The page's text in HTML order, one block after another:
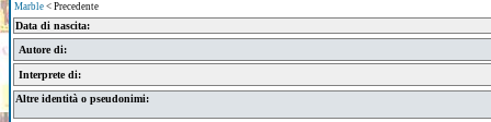
Marble < Precedente
Data di nascita:
Autore di:
Interprete di:
Altre identità o pseudonimi: